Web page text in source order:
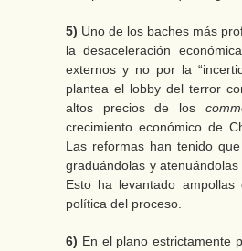
5) Uno de los baches más
la desaceleración
externos y no por la
plantea el lobby del terror
altos precios de los
crecimiento económico de
Las reformas han tenido
graduándolas y
Esto ha levantado
política del proceso.
6) En el plano estrictamente